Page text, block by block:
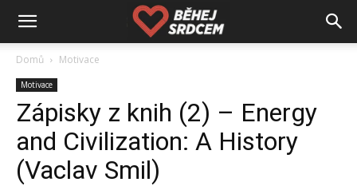
Domů Motivace
Motivace
Zápisky z knih (2) – Energy
and Civilization: A History
(Vaclav Smil)